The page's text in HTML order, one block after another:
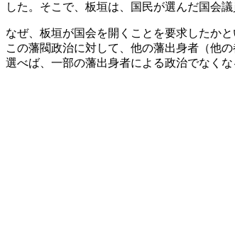
した。そこで、板垣は、国民が選んだ国会
なぜ、板垣が国会を開くことを要求したか
この藩閥政治に対して、他の藩出身者（他
選べば、一部の藩出身者による政治でなく